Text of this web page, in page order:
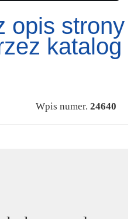
opis strony
katalog
Wpis numer. 24640